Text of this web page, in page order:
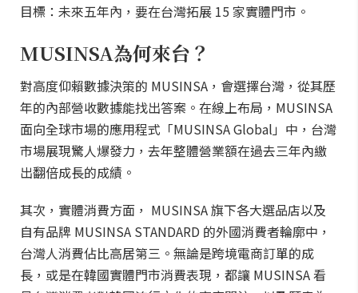
目標：未來五年內，要在台灣拓展 15 家實體門市。
MUSINSA為何來台？
對高度仰賴數據決策的 MUSINSA，會選擇台灣，從其歷
年的內部營收數據能找出答案。在線上布局，MUSINSA
面向全球市場的應用程式「MUSINSA Global」中，台灣
市場展現驚人爆發力，去年整體營業額在過去三年內繳
出翻倍成長的成績。
其次，實體消費方面， MUSINSA 旗下各大選品店以及
自有品牌 MUSINSA STANDARD 的外國消費者輪廓中，
台灣人消費佔比高居第三。無論是跨境電商訂單的成
長，或是在韓國實體門市消費表現，都讓 MUSINSA 看